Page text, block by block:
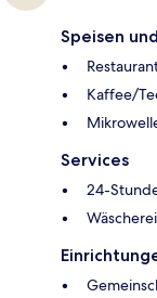
Speisen
Kaffee/
Services
24-
Wäscherei